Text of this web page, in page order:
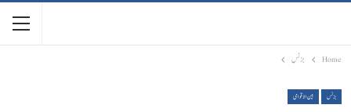
Home بزنس
بزنس بین الاقوامی